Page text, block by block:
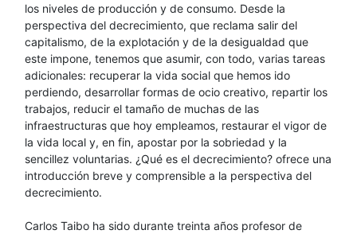
los niveles de producción y de consumo. Desde la
perspectiva del decrecimiento, que reclama salir del
capitalismo, de la explotación y de la desigualdad que
este impone, tenemos que asumir, con todo, varias tareas
adicionales: recuperar la vida social que hemos ido
perdiendo, desarrollar formas de ocio creativo, repartir los
trabajos, reducir el tamaño de muchas de las
infraestructuras que hoy empleamos, restaurar el vigor de
la vida local y, en fin, apostar por la sobriedad y la
sencillez voluntarias. ¿Qué es el decrecimiento? ofrece una
introducción breve y comprensible a la perspectiva del
decrecimiento.
Carlos Taibo ha sido durante treinta años profesor de